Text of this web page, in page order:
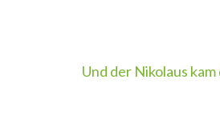
Und der Nikolaus kam